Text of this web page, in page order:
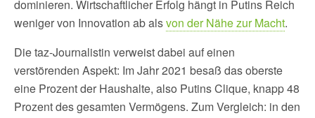
dominieren. Wirtschaftlicher Erfolg hängt in Putins Reich
weniger von Innovation ab alsvon der Nähe zur Macht.
Die taz-Journalistin verweist dabei auf einen
verstörenden Aspekt: Im Jahr 2021 besaß das oberste
eine Prozent der Haushalte, also Putins Clique, knapp 48
Prozent des gesamten Vermögens. Zum Vergleich: in den